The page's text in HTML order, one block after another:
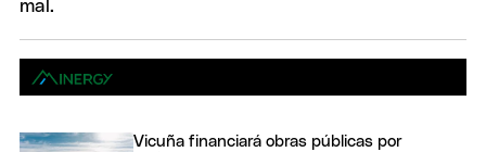
Vicuña financiará obras públicas por